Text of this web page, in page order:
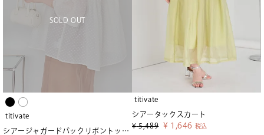
titivate
シアージャガードバックリボントップス
titivate
シアータックスカート
¥ 5,489 ¥ 1,646 税込